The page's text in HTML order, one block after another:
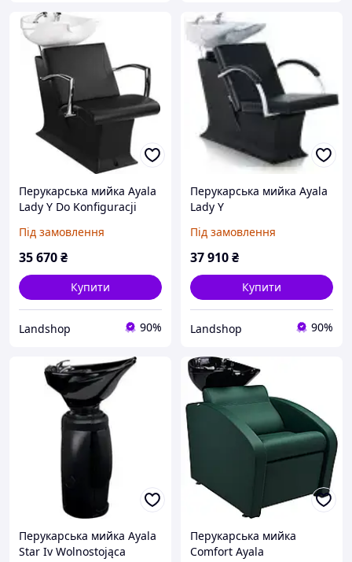
Перукарська мийка Ayala
Lady Y Do Konfiguracji
Під замовлення
35 670₴
Купити
Landshop 90%
Перукарська мийка Ayala
Lady Y
Під замовлення
37 910₴
Купити
Landshop 90%
Перукарська мийка Ayala
Star Iv Wolnostojąca
Перукарська мийка
Comfort Ayala